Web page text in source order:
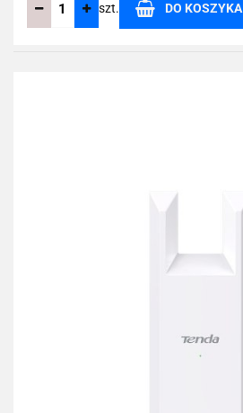
szt. DO KOSZYKA